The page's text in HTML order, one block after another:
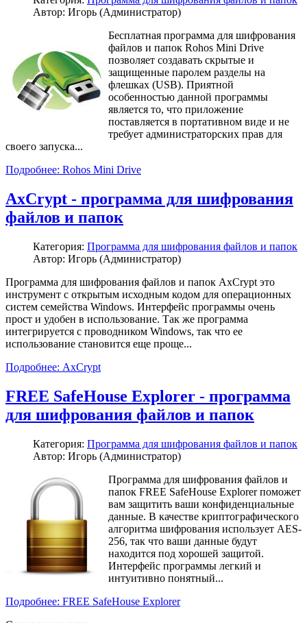
Автор: Игорь (Администратор)
Бесплатная программа для шифрования
файлов и папок Rohos Mini Drive
позволяет создавать скрытые и
защищенные паролем разделы на
флешках (USB). Приятной
особенностью данной программы
является то, что приложение
поставляется в портативном виде и не
требует администраторских прав для
своего запуска...
Подробнее: Rohos Mini Drive
AxCrypt - программа для шифрования
файлов и папок
Категория: Программа для шифрования файлов и папок
Автор: Игорь (Администратор)
Программа для шифрования файлов и папок AxCrypt это
инструмент с открытым исходным кодом для операционных
систем семейства Windows. Интерфейс программы очень
прост и удобен в использование. Так же программа
интегрируется с проводником Windows, так что ее
использование становится еще проще...
Подробнее: AxCrypt
FREE SafeHouse Explorer - программа
для шифрования файлов и папок
Категория: Программа для шифрования файлов и папок
Автор: Игорь (Администратор)
Программа для шифрования файлов и
папок FREE SafeHouse Explorer поможет
вам защитить ваши конфиденциальные
данные. В качестве криптографического
алгоритма шифрования использует AES-
256, так что ваши данные будут
находится под хорошей защитой.
Интерфейс программы легкий и
интуитивно понятный...
Подробнее: FREE SafeHouse Explorer